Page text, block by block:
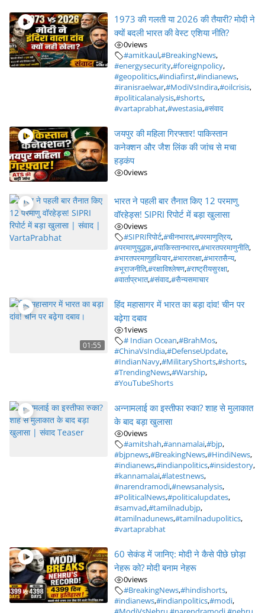
1973 की गलती या 2026 की तैयारी? मोदी ने
क्यों बदली भारत की वेस्ट एशिया नीति?
0views
#amitkaul,#BreakingNews,
#energysecurity,#foreignpolicy,
#geopolitics,#indiafirst,#indianews,
#iranisraelwar,#ModiVsIndira,#oilcrisis,
#politicalanalysis,#shorts,
#vartaprabhat,#westasia,#संवाद
जयपुर की महिला गिरफ्तार! पाकिस्तान
कनेक्शन और जैश लिंक की जांच से मचा
हड़कंप
0views
भारत ने पहली बार तैनात किए 12 परमाणु
वॉरहेड्स! SIPRI रिपोर्ट में बड़ा खुलासा
0views
#SIPRIरिपोर्ट,#चीनभारत,#परमाणुत्रिय,
#परमाणुयुद्धक,#पाकिस्तानभारत,#भारतपरमाणुनीति,
#भारतपरमाणुहथियार,#भारतरक्षा,#भारतसैन्य,
#भूराजनीति,#रक्षाविश्लेषण,#राष्ट्रीयसुरक्षा,
#वार्ताप्रभात,#संवाद,#सैन्यसमाचार
01:55
हिंद महासागर में भारत का बड़ा दांव! चीन पर
बढ़ेगा दबाव
1views
# Indian Ocean,#BrahMos,
#ChinaVsIndia,#DefenseUpdate,
#IndianNavy,#MilitaryShorts,#shorts,
#TrendingNews,#Warship,
#YouTubeShorts
अन्नामलाई का इस्तीफा रुका? शाह से मुलाकात
के बाद बड़ा खुलासा
0views
#amitshah,#annamalai,#bjp,
#bjpnews,#BreakingNews,#HindiNews,
#indianews,#indianpolitics,#insidestory,
#kannamalai,#latestnews,
#narendramodi,#newsanalysis,
#PoliticalNews,#politicalupdates,
#samvad,#tamilnadubjp,
#tamilnadunews,#tamilnadupolitics,
#vartaprabhat
60 सेकंड में जानिए: मोदी ने कैसे पीछे छोड़ा
नेहरू को? मोदी बनाम नेहरू
0views
#BreakingNews,#hindishorts,
#indianews,#indianpolitics,#modi,